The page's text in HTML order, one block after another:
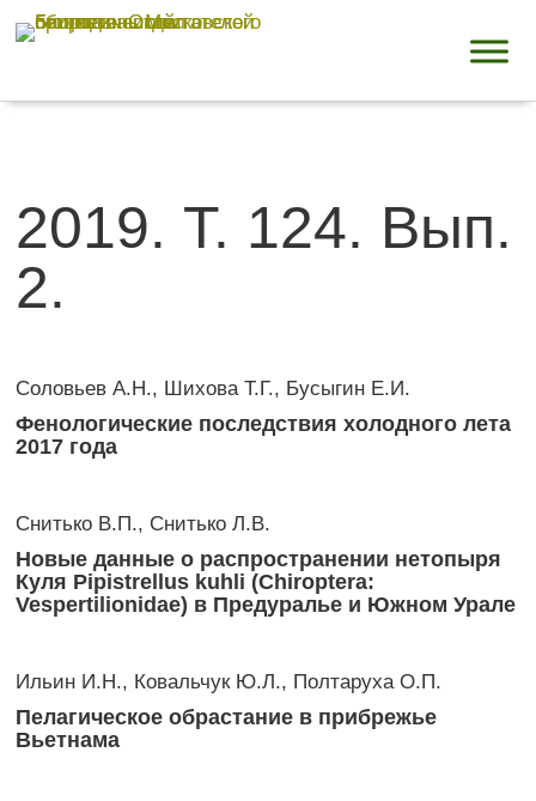
2019. Т. 124. Вып.
2.
Соловьев А.Н., Шихова Т.Г., Бусыгин Е.И.
Фенологические последствия холодного лета
2017 года
Снитько В.П., Снитько Л.В.
Новые данные о распространении нетопыря
Куля Pipistrellus kuhli (Chiroptera:
Vespertilionidae) в Предуралье и Южном Урале
Ильин И.Н., Ковальчук Ю.Л., Полтаруха О.П.
Пелагическое обрастание в прибрежье
Вьетнама